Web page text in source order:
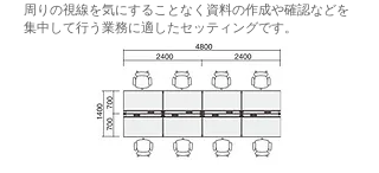
周りの視線を気にすることなく資料の作成や確認などを
集中して行う業務に適したセッティングです。